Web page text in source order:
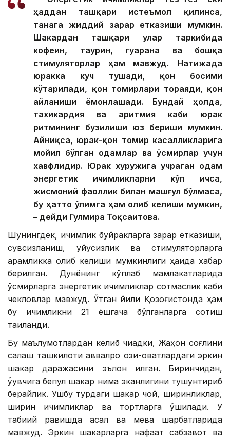
ҳаддан ташқари истеъмол қилинса,
танага жиддий зарар етказиши мумкин.
Шакардан ташқари улар таркибида
кофеин, таурин, гуарана ва бошқа
стимуляторлар ҳам мавжуд. Натижада
юракка куч тушади, қон босими
кўтарилади, қон томирлари тораяди, қон
айланиши ёмонлашади. Бундай ҳолда,
тахикардия ва аритмия каби юрак
ритмининг бузилиши юз бериши мумкин.
Айниқса, юрак-қон томир касалликларига
мойил бўлган одамлар ва ўсмирлар учун
хавфлидир. Юрак хуружига учраган одам
энергетик ичимликларни кўп ичса,
жисмоний фаоллик билан машғул бўлмаса,
бу ҳатто ўлимга ҳам олиб келиши мумкин,
– дейди Гулмира Тоқсаитова.
Шунингдек, ичимлик буйракларга зарар етказиши,
сувсизланиш, уйқусизлик ва стимуляторларга
қарамликка олиб келиши мумкинлиги ҳақида хабар
берилган. Дунёнинг кўплаб мамлакатларида
ўсмирларга энергетик ичимликлар сотмаслик каби
чекловлар мавжуд. Ўтган йили Қозоғистонда ҳам
бу ичимликни 21 ёшгача бўлганларга сотиш
тақиқланди.
Бу маълумотлардан келиб чиқадки, Жаҳон соғлиқни
сақлаш ташкилоти аввалроқ озиқ-овқатлардаги эркин
шакар даражасини эълон қилган. Биринчидан,
ўқувчига бепул шакар нима эканлигини тушунтириб
берайлик. Ушбу турдаги шакар чой, ширинликлар,
ширин ичимликлар ва тортларга қўшилади. У
табиий равишда асал ва мева шарбатларида
мавжуд. Эркин шакарларга нафақат сабзавот ва